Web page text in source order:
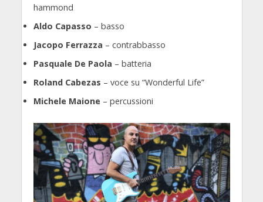
hammond
Aldo Capasso – basso
Jacopo Ferrazza – contrabbasso
Pasquale De Paola – batteria
Roland Cabezas – voce su “Wonderful Life”
Michele Maione – percussioni